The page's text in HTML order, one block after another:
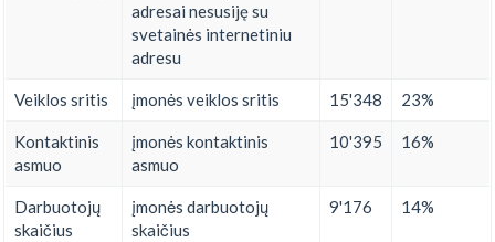
adresai nesusiję su
svetainės internetiniu
adresu
Veiklos sritis įmonės veiklos sritis 15'348 23%
Kontaktinis
asmuo
įmonės kontaktinis
asmuo
10'395 16%
Darbuotojų
skaičius
įmonės darbuotojų
skaičius
9'176 14%